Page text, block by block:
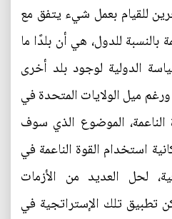
للقيام بعمل شيء يتفق مع
بالنسبة للدول، هي أن بلدًا ما
الدولية لوجود بلد أخرى
ميل الولايات المتحدة في
الناعمة، الموضوع الذي سوف
استخدام القوة الناعمة في
لحل العديد من الأزمات
تطبيق تلك الإستراتجية في